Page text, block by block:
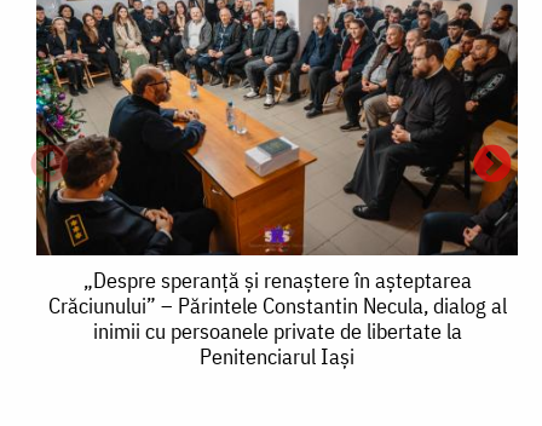
„Despre
speranță
„Despre speranță și renaștere în așteptarea
Crăciunului” – Părintele Constantin Necula, dialog al
inimii cu persoanele private de libertate la
Penitenciarul Iași